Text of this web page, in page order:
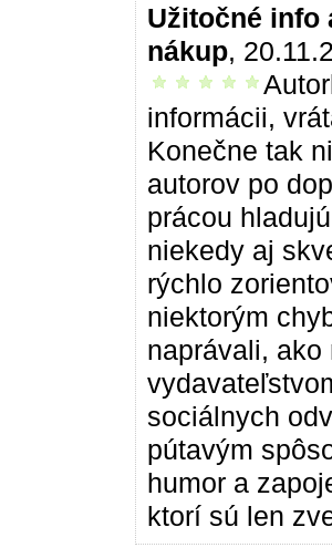
Užitočné info
nákup,
vrelo odporúčam
informácii,
Konečne tak
autorov po
prácou
niekedy aj
rýchlo
niektorým
naprávali,
sociálnych
pútavým
humor a
ktorí sú len